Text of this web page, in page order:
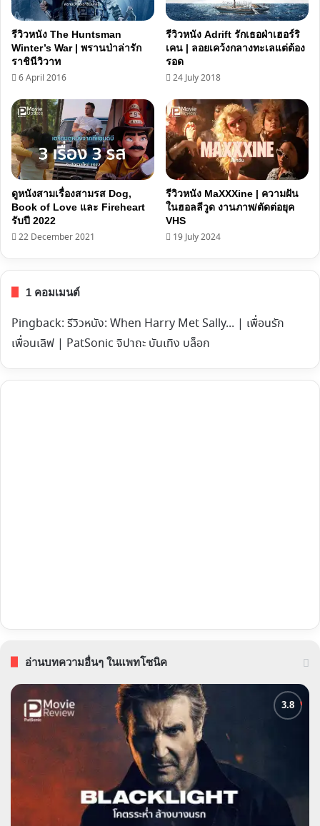
รีวิวหนัง The Huntsman
Winter’s War | พรานป่าล่ารัก
ราชินีวิวาท
6 April 2016
รีวิวหนัง Adrift รักเธอฝ่าเฮอร์ริ
เคน | ลอยเคว้งกลางทะเลแต่ต้อง
รอด
24 July 2018
ดูหนังสามเรื่องสามรส Dog,
Book of Love และ Fireheart
รับปี 2022
22 December 2021
รีวิวหนัง MaXXXine | ความฝัน
ในฮอลลีวูด งานภาพ/ตัดต่อยุค
VHS
19 July 2024
1 คอมเมนต์
Pingback: รีวิวหนัง: When Harry Met Sally... | เพื่อนรัก
เพื่อนเลิฟ | PatSonic จิปาถะ บันเทิง บล็อก
อ่านบทความอื่นๆ ในแพทโซนิค